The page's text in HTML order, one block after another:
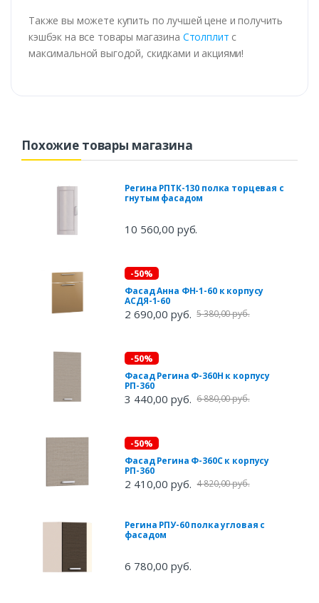
Также вы можете купить по лучшей цене и получить
кэшбэк на все товары магазина Столплит с
максимальной выгодой, скидками и акциями!
Похожие товары магазина
Регина РПТК-130 полка торцевая с
гнутым фасадом
10 560,00 руб.
-50%
Фасад Анна ФН-1-60 к корпусу
АСДЯ-1-60
2 690,00 руб. 5 380,00 руб.
-50%
Фасад Регина Ф-360Н к корпусу
РП-360
3 440,00 руб. 6 880,00 руб.
-50%
Фасад Регина Ф-360С к корпусу
РП-360
2 410,00 руб. 4 820,00 руб.
Регина РПУ-60 полка угловая с
фасадом
6 780,00 руб.